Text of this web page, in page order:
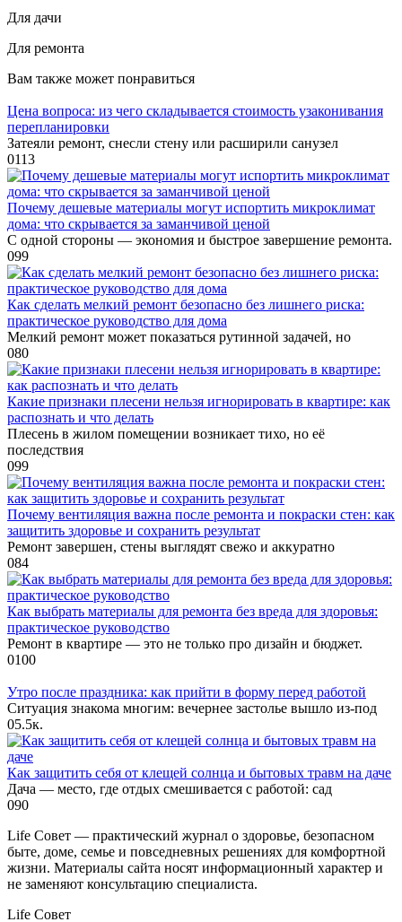
Для дачи
Для ремонта
Вам также может понравиться
Цена вопроса: из чего складывается стоимость узаконивания
перепланировки
Затеяли ремонт, снесли стену или расширили санузел
0113
Почему дешевые материалы могут испортить микроклимат
дома: что скрывается за заманчивой ценой
С одной стороны — экономия и быстрое завершение ремонта.
099
Как сделать мелкий ремонт безопасно без лишнего риска:
практическое руководство для дома
Мелкий ремонт может показаться рутинной задачей, но
080
Какие признаки плесени нельзя игнорировать в квартире: как
распознать и что делать
Плесень в жилом помещении возникает тихо, но её
последствия
099
Почему вентиляция важна после ремонта и покраски стен: как
защитить здоровье и сохранить результат
Ремонт завершен, стены выглядят свежо и аккуратно
084
Как выбрать материалы для ремонта без вреда для здоровья:
практическое руководство
Ремонт в квартире — это не только про дизайн и бюджет.
0100
Утро после праздника: как прийти в форму перед работой
Ситуация знакома многим: вечернее застолье вышло из-под
05.5к.
Как защитить себя от клещей солнца и бытовых травм на даче
Дача — место, где отдых смешивается с работой: сад
090
Life Совет — практический журнал о здоровье, безопасном
быте, доме, семье и повседневных решениях для комфортной
жизни. Материалы сайта носят информационный характер и
не заменяют консультацию специалиста.
Life Совет